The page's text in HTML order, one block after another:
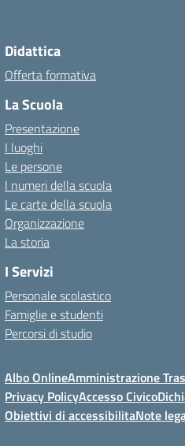
Didattica
Offerta formativa
La Scuola
Presentazione
I luoghi
Le persone
I numeri della scuola
Le carte della scuola
Organizzazione
La storia
I Servizi
Personale scolastico
Famiglie e studenti
Percorsi di studio
Albo OnlineAmministrazione
Privacy PolicyAccesso Civico
Obiettivi di accessibilitaNote